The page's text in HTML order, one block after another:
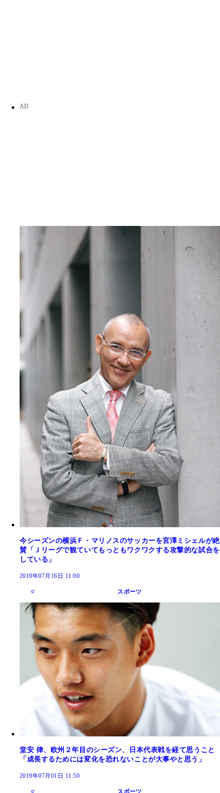
今シーズンの横浜Ｆ・マリノスのサッカーを宮澤ミシェルが絶
賛「Ｊリーグで観ていてもっともワクワクする攻撃的な試合を
している」
2019年07月16日 11:00
スポーツ
堂安 律、欧州２年目のシーズン、日本代表戦を経て思うこと
「成長するためには変化を恐れないことが大事やと思う」
2019年07月01日 11:50
スポーツ